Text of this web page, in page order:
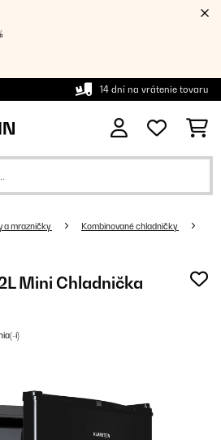
14 dní na vrátenie tovaru
a mrazničky Kombinované chladničky
Mini Chladnička
í)